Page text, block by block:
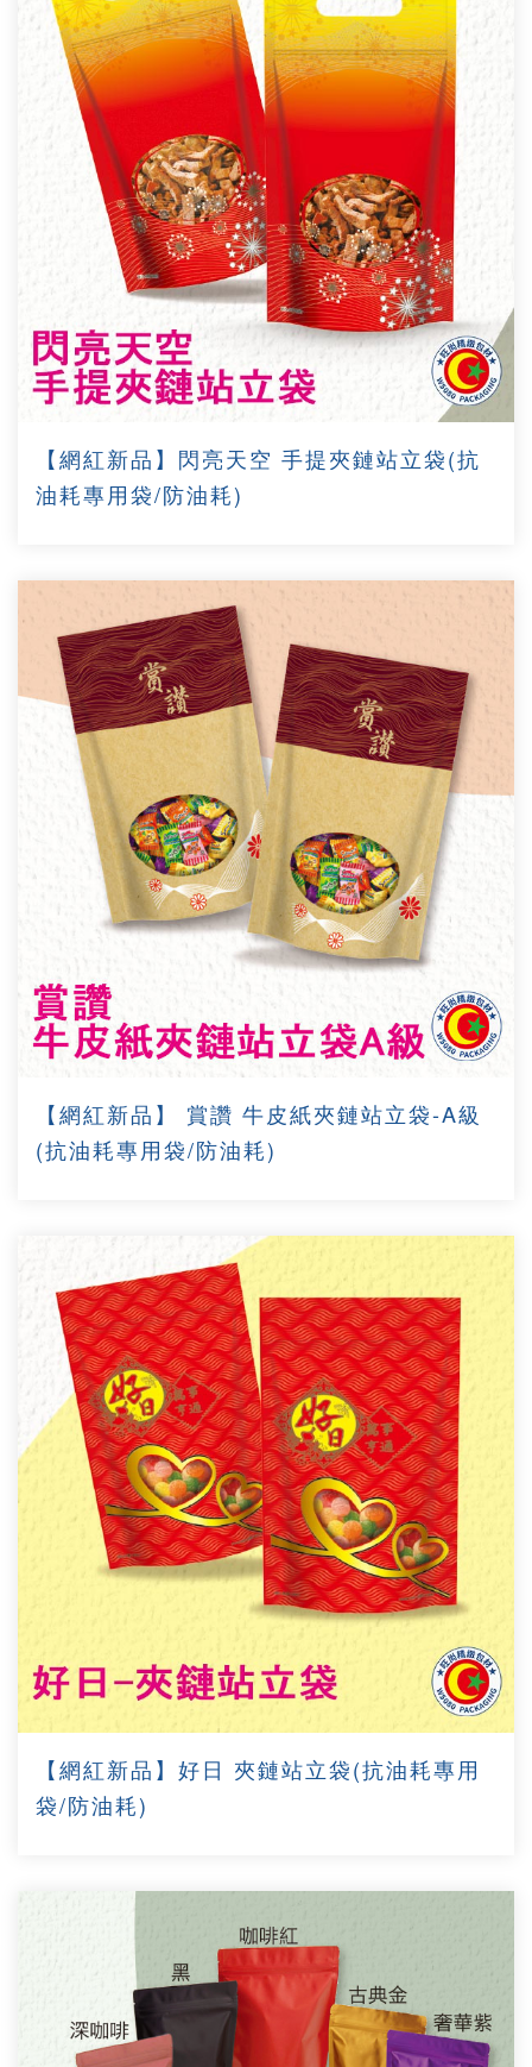
【網紅新品】閃亮天空 手提夾鏈站立袋(抗
油耗專用袋/防油耗)
【網紅新品】 賞讚 牛皮紙夾鏈站立袋-A級
(抗油耗專用袋/防油耗)
【網紅新品】好日 夾鏈站立袋(抗油耗專用
袋/防油耗)